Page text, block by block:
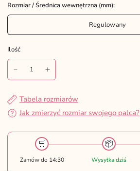
Rozmiar / Średnica wewnętrzna (mm):
Regulowany
Ilość
Tabela rozmiarów
Jak zmierzyć rozmiar swojego palca?
🛒
Zamów do 14:30
📦
Wysyłka dziś